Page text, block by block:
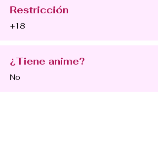
Restricción
+18
¿Tiene anime?
No